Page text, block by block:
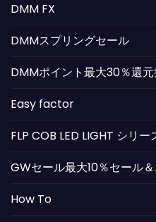
DMM FX
DMMスプリングセール
DMMポイント最大30％還元
Easy factor
FLP COB LED LIGHT シリー
GWセール最大10％セール
How To